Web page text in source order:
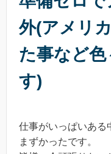
外(アメリ
た事など
す)
仕事がいっぱいある
まずかったです。